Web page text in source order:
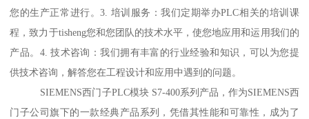
您的生产正常进行。3. 培训服务：我们定期举办PLC相关的培训课
程，致力于tisheng您和您团队的技术水平，使您地应用和运用我们的
产品。4. 技术咨询：我们拥有丰富的行业经验和知识，可以为您提
供技术咨询，解答您在工程设计和应用中遇到的问题。
SIEMENS西门子PLC模块 S7-400系列产品，作为SIEMENS西
门子公司旗下的一款经典产品系列，凭借其性能和可靠性，成为了